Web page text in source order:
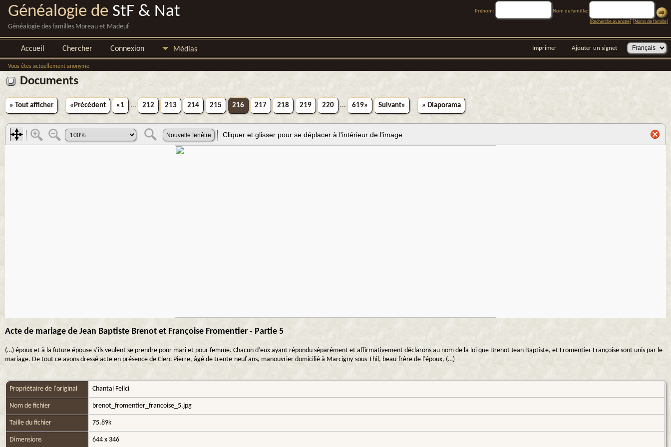
Généalogie de StF & Nat
Généalogie des familles Moreau et Madeuf
Prénom:
Nom de famille:
[Recherche avancée] [Noms de famille]
Accueil Chercher Connexion Médias Imprimer Ajouter un signet
Vous êtes actuellement anonyme
Documents
» Tout afficher «Précédent «1 ... 212 213 214 215 216 217 218 219 220 ... 619» Suivant» » Diaporama
Acte de mariage de Jean Baptiste Brenot et Françoise Fromentier - Partie 5
(…) époux et à la future épouse s’ils veulent se prendre pour mari et pour femme. Chacun d’eux ayant répondu séparément et affirmativement déclarons au nom de la loi que Brenot Jean Baptiste, et Fromentier Françoise sont unis par le
mariage. De tout ce avons dressé acte en présence de Clerc Pierre, âgé de trente-neuf ans, manouvrier domicilié à Marcigny-sous-Thil, beau-frère de l’époux, (…)
Propriétaire de l'original Chantal Felici
Nom de fichier brenot_fromentier_francoise_5.jpg
Taille du fichier 75.89k
Dimensions 644 x 346